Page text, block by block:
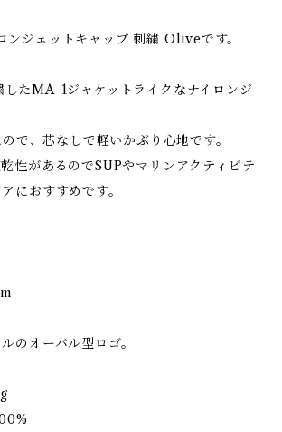
ジェットキャップ 刺繍 Oliveです。
たMA-1ジャケットライクなナイロンジ
、芯なしで軽いかぶり心地です。
性があるのでSUPやマリンアクティビテ
におすすめです。
のオーバル型ロゴ。